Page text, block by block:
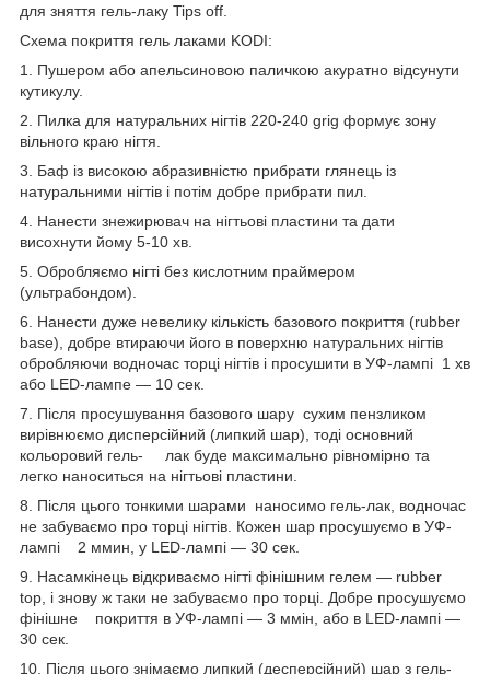
для зняття гель-лаку Tips off.
Схема покриття гель лаками KODI:
1. Пушером або апельсиновою паличкою акуратно відсунути
кутикулу.
2. Пилка для натуральних нігтів 220-240 grig формує зону
вільного краю нігтя.
3. Баф із високою абразивністю прибрати глянець із
натуральними нігтів і потім добре прибрати пил.
4. Нанести знежирювач на нігтьові пластини та дати
висохнути йому 5-10 хв.
5. Обробляємо нігті без кислотним праймером
(ультрабондом).
6. Нанести дуже невелику кількість базового покриття (rubber
base), добре втираючи його в поверхню натуральних нігтів
обробляючи водночас торці нігтів і просушити в УФ-лампі 1 хв
або LED-лампе — 10 сек.
7. Після просушування базового шару сухим пензликом
вирівнюємо дисперсійний (липкий шар), тоді основний
кольоровий гель- лак буде максимально рівномірно та
легко наноситься на нігтьові пластини.
8. Після цього тонкими шарами наносимо гель-лак, водночас
не забуваємо про торці нігтів. Кожен шар просушуємо в УФ-
лампі 2 ммин, у LED-лампі — 30 сек.
9. Насамкінець відкриваємо нігті фінішним гелем — rubber
top, і знову ж таки не забуваємо про торці. Добре просушуємо
фінішне покриття в УФ-лампі — 3 ммін, або в LED-лампі —
30 сек.
10. Після цього знімаємо липкий (десперсійний) шар з гель-